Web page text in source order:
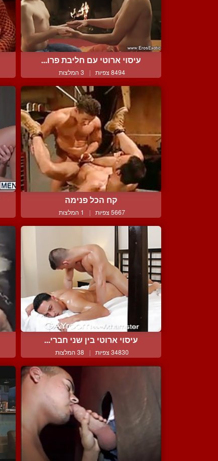
עיסוי ארוטי עם חליבת פרו...
8494 צפיות | 3 המלצות
קח הכל פנימה
5667 צפיות | 1 המלצות
עיסוי ארוטי בין שני חברי...
34830 צפיות | 38 המלצות